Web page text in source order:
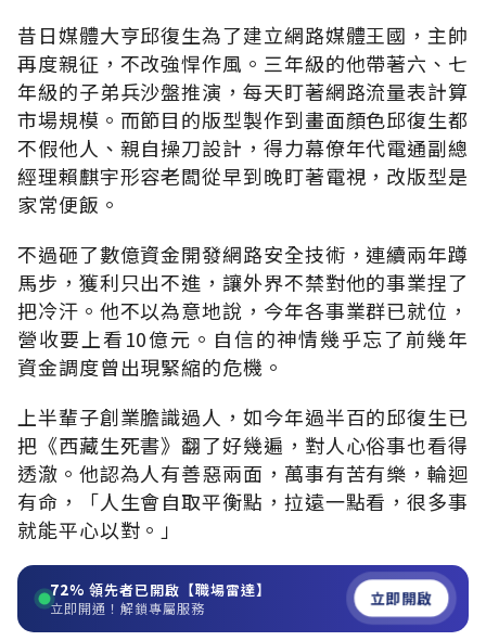
昔日媒體大亨邱復生為了建立網路媒體王國，主帥
再度親征，不改強悍作風。三年級的他帶著六、七
年級的子弟兵沙盤推演，每天盯著網路流量表計算
市場規模。而節目的版型製作到畫面顏色邱復生都
不假他人、親自操刀設計，得力幕僚年代電通副總
經理賴麒宇形容老闆從早到晚盯著電視，改版型是
家常便飯。
不過砸了數億資金開發網路安全技術，連續兩年蹲
馬步，獲利只出不進，讓外界不禁對他的事業捏了
把冷汗。他不以為意地說，今年各事業群已就位，
營收要上看10億元。自信的神情幾乎忘了前幾年
資金調度曾出現緊縮的危機。
上半輩子創業膽識過人，如今年過半百的邱復生已
把《西藏生死書》翻了好幾遍，對人心俗事也看得
透澈。他認為人有善惡兩面，萬事有苦有樂，輪迴
有命，「人生會自取平衡點，拉遠一點看，很多事
就能平心以對。」
72% 領先者已開啟【職場雷達】
立即開通！解鎖專屬服務 立即開啟